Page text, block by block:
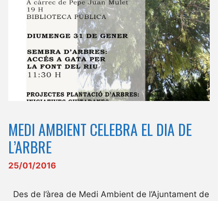
MEDI AMBIENT CELEBRA EL DIA DE
L’ARBRE
25/01/2016
Des de l’àrea de Medi Ambient de l’Ajuntament de